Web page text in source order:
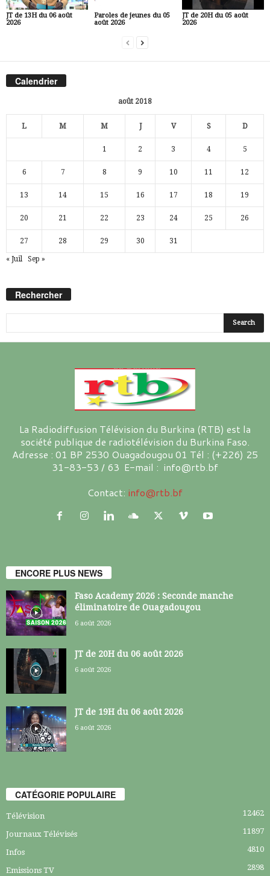
JT de 13H du 06 août
2026
Paroles de jeunes du 05
août 2026
JT de 20H du 05 août
2026
Calendrier
août 2018
L M M J V S D
1 2 3 4 5
6 7 8 9 10 11 12
13 14 15 16 17 18 19
20 21 22 23 24 25 26
27 28 29 30 31
« Juil Sep »
Rechercher
La Radiodiffusion Télévision du Burkina (RTB) est la
société publique de radiotélévision du Burkina Faso.
Adresse : 01 BP 2530 Ouagadougou 01 Tél : (+226) 25
31-83-53 / 63 E-mail : info@rtb.bf
Contact: info@rtb.bf
ENCORE PLUS NEWS
Faso Academy 2026 : Seconde manche
éliminatoire de Ouagadougou
6 août 2026
JT de 20H du 06 août 2026
6 août 2026
JT de 19H du 06 août 2026
6 août 2026
CATÉGORIE POPULAIRE
Télévision 12462
Journaux Télévisés 11897
Infos 4810
Emissions TV 2898